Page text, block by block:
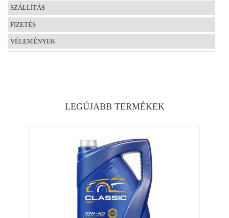
SZÁLLÍTÁS
FIZETÉS
VÉLEMÉNYEK
LEGÚJABB TERMÉKEK